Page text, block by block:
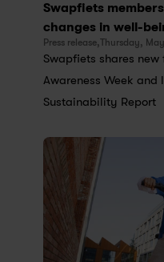
Swapfiets
changes in well-
Press release,Thursday,
Swapfiets shares
Awareness Week
Sustainability Report